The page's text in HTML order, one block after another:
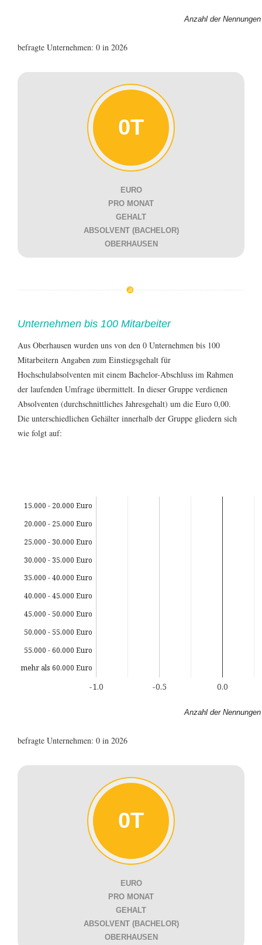
Anzahl der Nennungen
befragte Unternehmen: 0 in 2026
0T
EURO
PRO MONAT
GEHALT
ABSOLVENT (BACHELOR)
OBERHAUSEN
Unternehmen bis 100 Mitarbeiter
Aus Oberhausen wurden uns von den 0 Unternehmen bis 100
Mitarbeitern Angaben zum Einstiegsgehalt für
Hochschulabsolventen mit einem Bachelor-Abschluss im Rahmen
der laufenden Umfrage übermittelt. In dieser Gruppe verdienen
Absolventen (durchschnittliches Jahresgehalt) um die Euro 0,00.
Die unterschiedlichen Gehälter innerhalb der Gruppe gliedern sich
wie folgt auf:
-1.0 -0.5 0.0
15.000 - 20.000 Euro
20.000 - 25.000 Euro
25.000 - 30.000 Euro
30.000 - 35.000 Euro
35.000 - 40.000 Euro
40.000 - 45.000 Euro
45.000 - 50.000 Euro
50.000 - 55.000 Euro
55.000 - 60.000 Euro
mehr als 60.000 Euro
Anzahl der Nennungen
befragte Unternehmen: 0 in 2026
0T
EURO
PRO MONAT
GEHALT
ABSOLVENT (BACHELOR)
OBERHAUSEN